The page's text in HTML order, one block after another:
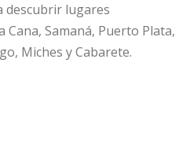
descubrir lugares
Samaná, Puerto Plata,
Miches y Cabarete.